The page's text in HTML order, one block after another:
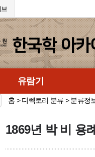
유람기
홈 > 디렉토리 분류 > 분류정
1869년 박 비 용